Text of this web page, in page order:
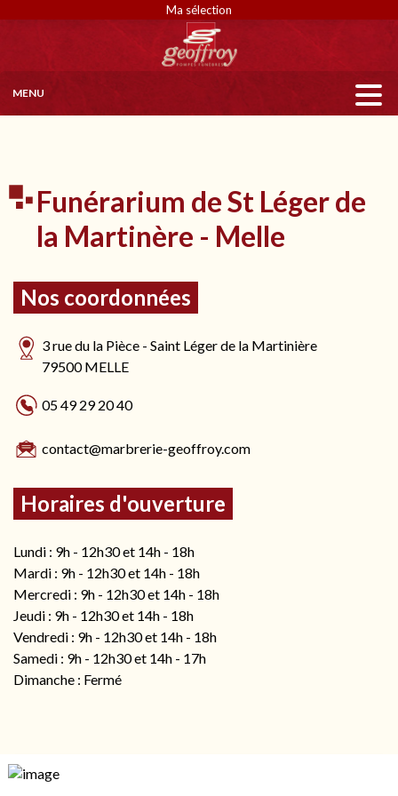
MENU
Ma sélection
Funérarium de St Léger de
la Martinère - Melle
Nos coordonnées
3 rue du la Pièce - Saint Léger de la Martinière
79500 MELLE
05 49 29 20 40
contact@marbrerie-geoffroy.com
Horaires d'ouverture
Lundi : 9h - 12h30 et 14h - 18h
Mardi : 9h - 12h30 et 14h - 18h
Mercredi : 9h - 12h30 et 14h - 18h
Jeudi : 9h - 12h30 et 14h - 18h
Vendredi : 9h - 12h30 et 14h - 18h
Samedi : 9h - 12h30 et 14h - 17h
Dimanche : Fermé